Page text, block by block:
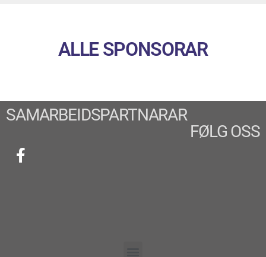
ALLE SPONSORAR
SAMARBEIDSPARTNARAR
FØLG OSS